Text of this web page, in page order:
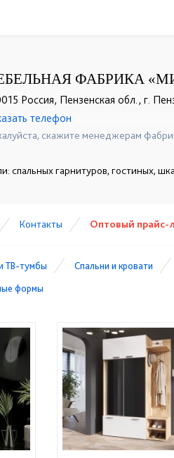
ФАБРИКА
Россия, Пензенская обл., г.
(8412) 20-20-37
телефон
скажите менеджерам
спальных гарнитуров, гостиных,
Контакты Оптовый прайс-
ТВ-тумбы Спальни и кровати
формы